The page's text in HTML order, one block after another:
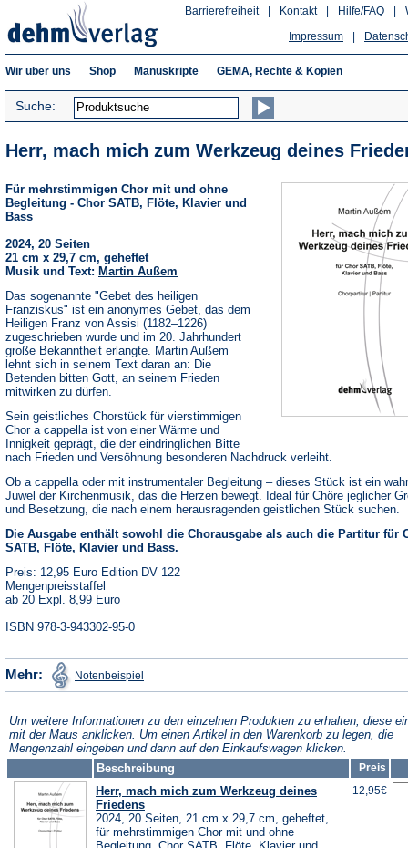
Hilfe/FAQ
Kontakt
Barrierefreiheit
Impressum
Wir über uns Shop Manuskripte GEMA, Rechte & Kopien
Suche:
Herr, mach mich zum Werkzeug deines
Für mehrstimmigen Chor mit und ohne
Begleitung - Chor SATB, Flöte, Klavier und
Bass
2024, 20 Seiten
21 cm x 29,7 cm, geheftet
Musik und Text: Martin Außem
Das sogenannte "Gebet des heiligen
Franziskus" ist ein anonymes Gebet, das dem
Heiligen Franz von Assisi (1182–1226)
zugeschrieben wurde und im 20. Jahrhundert
große Bekanntheit erlangte. Martin Außem
lehnt sich in seinem Text daran an: Die
Betenden bitten Gott, an seinem Frieden
mitwirken zu dürfen.
Sein geistliches Chorstück für vierstimmigen
Chor a cappella ist von einer Wärme und
Innigkeit geprägt, die der eindringlichen Bitte
nach Frieden und Versöhnung besonderen Nachdruck verleiht.
Ob a cappella oder mit instrumentaler Begleitung – dieses Stück ist ein
Juwel der Kirchenmusik, das die Herzen bewegt. Ideal für Chöre jeglicher
und Besetzung, die nach einem herausragenden geistlichen Stück suchen.
Die Ausgabe enthält sowohl die Chorausgabe als auch die Partitur für
SATB, Flöte, Klavier und Bass.
Preis: 12,95 Euro Edition DV 122
Mengenpreisstaffel
ab 20 Expl. 8,99 Euro
ISBN 978-3-943302-95-0
Mehr: Notenbeispiel in
einem
Tab)
Um weitere Informationen zu den einzelnen Produkten zu erhalten, diese
mit der Maus anklicken. Um einen Artikel in den Warenkorb zu legen, die
Mengenzahl eingeben und dann auf den Einkaufswagen klicken.
Beschreibung
Preis
Herr, mach mich zum Werkzeug deines
Friedens
2024, 20 Seiten, 21 cm x 29,7 cm, geheftet,
für mehrstimmigen Chor mit und ohne
12,95€